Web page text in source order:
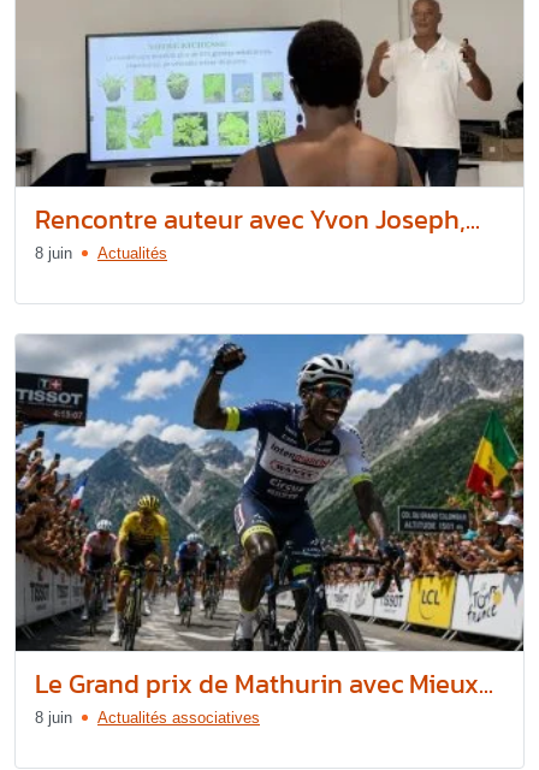
Rencontre auteur avec Yvon Joseph,...
8 juin Actualités
Le Grand prix de Mathurin avec Mieux...
8 juin Actualités associatives